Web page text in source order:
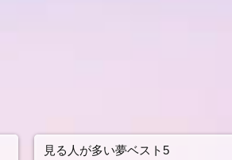
見る人が多い夢ベスト5